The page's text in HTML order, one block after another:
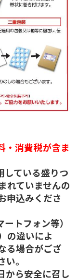
・消費税が含ま
している盛りつ
れていませんの
申込みくださ
トフォン等）
の違いによ
る場合がござ
。
から安全に召し